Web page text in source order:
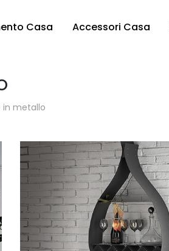
Casa Accessori Casa
in metallo